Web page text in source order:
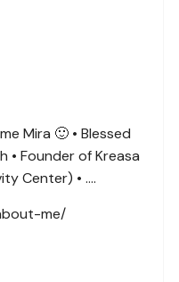
Mira 🙂 • Blessed
• Founder of Kreasa
Center) • ….
me/